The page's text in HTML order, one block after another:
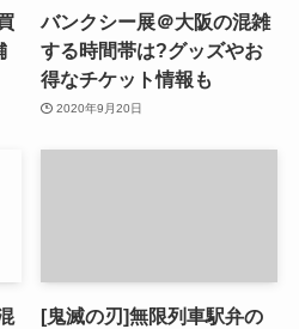
バンクシー展＠大阪の混雑
する時間帯は?グッズやお
得なチケット情報も
2020年9月20日
[鬼滅の刃]無限列車駅弁の